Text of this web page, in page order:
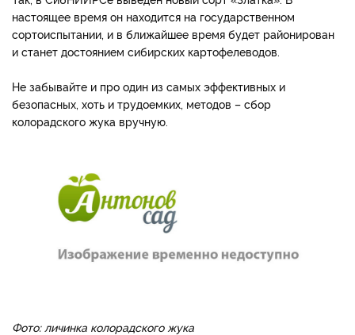
настоящее время он находится на государственном
сортоиспытании, и в ближайшее время будет районирован
и станет достоянием сибирских картофелеводов.
Не забывайте и про один из самых эффективных и
безопасных, хоть и трудоемких, методов – сбор
колорадского жука вручную.
Фото: личинка колорадского жука